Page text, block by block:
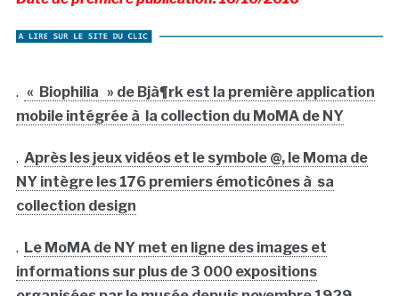
. « Biophilia » de Bjà¶rk est la première application
mobile intégrée à la collection du MoMA de NY
. Après les jeux vidéos et le symbole @, le Moma de
NY intègre les 176 premiers émoticônes à sa
collection design
. Le MoMA de NY met en ligne des images et
informations sur plus de 3 000 expositions